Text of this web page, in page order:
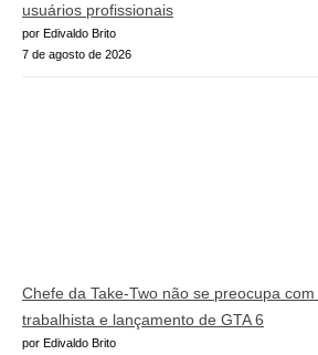
usuários profissionais
por Edivaldo Brito
7 de agosto de 2026
Chefe da Take-Two não se preocupa
trabalhista e lançamento de GTA 6
por Edivaldo Brito